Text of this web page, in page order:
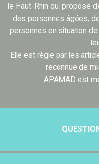
le Haut-Rhin qui propose
des personnes âgées,
personnes en situation de
Elle est régie par les
reconnue de
APAMAD est